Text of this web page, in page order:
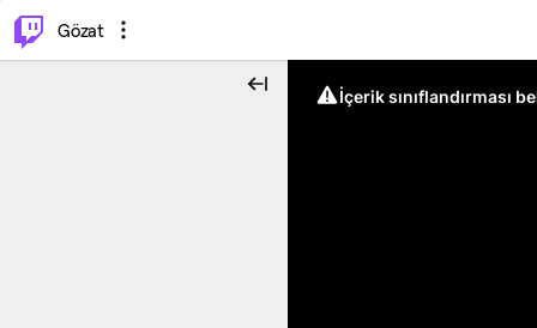
Gözat
İçerik sınıflandırması